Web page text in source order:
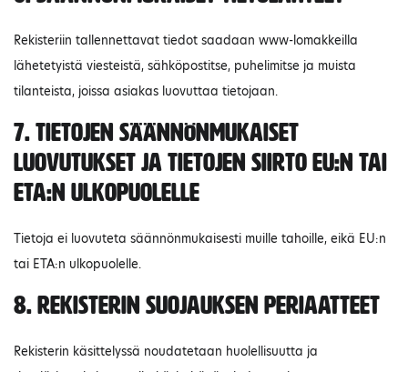
Rekisteriin tallennettavat tiedot saadaan www-lomakkeilla
lähetetyistä viesteistä, sähköpostitse, puhelimitse ja muista
tilanteista, joissa asiakas luovuttaa tietojaan.
7. Tietojen säännönmukaiset
luovutukset ja tietojen siirto EU:n tai
ETA:n ulkopuolelle
Tietoja ei luovuteta säännönmukaisesti muille tahoille, eikä EU:n
tai ETA:n ulkopuolelle.
8. Rekisterin suojauksen periaatteet
Rekisterin käsittelyssä noudatetaan huolellisuutta ja